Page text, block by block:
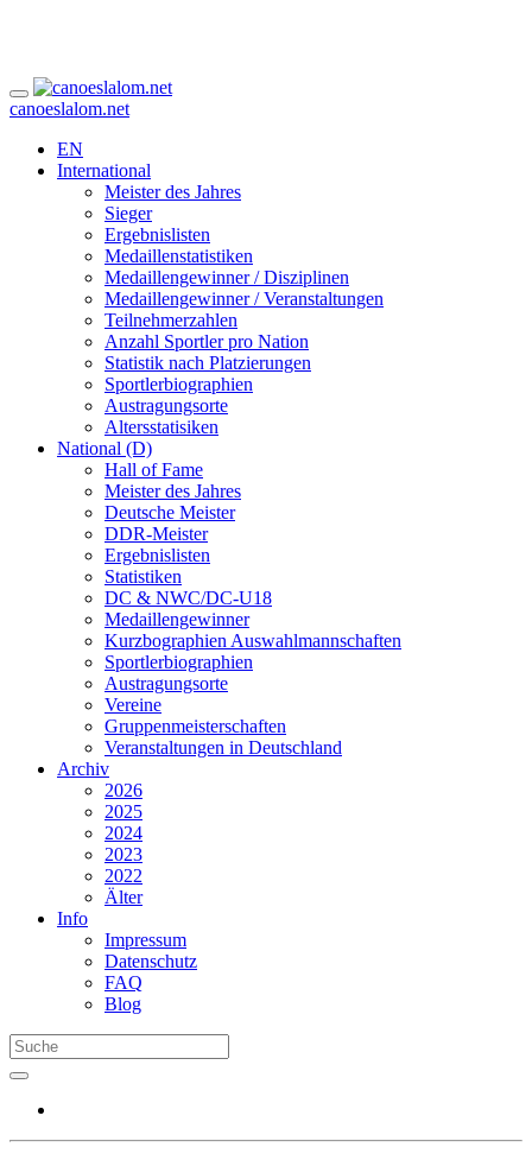
canoeslalom.net
EN
International
Meister des Jahres
Sieger
Ergebnislisten
Medaillenstatistiken
Medaillengewinner / Disziplinen
Medaillengewinner / Veranstaltungen
Teilnehmerzahlen
Anzahl Sportler pro Nation
Statistik nach Platzierungen
Sportlerbiographien
Austragungsorte
Altersstatisiken
National (D)
Hall of Fame
Meister des Jahres
Deutsche Meister
DDR-Meister
Ergebnislisten
Statistiken
DC & NWC/DC-U18
Medaillengewinner
Kurzbographien Auswahlmannschaften
Sportlerbiographien
Austragungsorte
Vereine
Gruppenmeisterschaften
Veranstaltungen in Deutschland
Archiv
2026
2025
2024
2023
2022
Älter
Info
Impressum
Datenschutz
FAQ
Blog